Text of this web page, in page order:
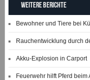
Weitere Berichte
Bewohner und Tiere bei
Rauchentwicklung durch
Akku-Explosion in Carport
Feuerwehr hilft Pferd beim